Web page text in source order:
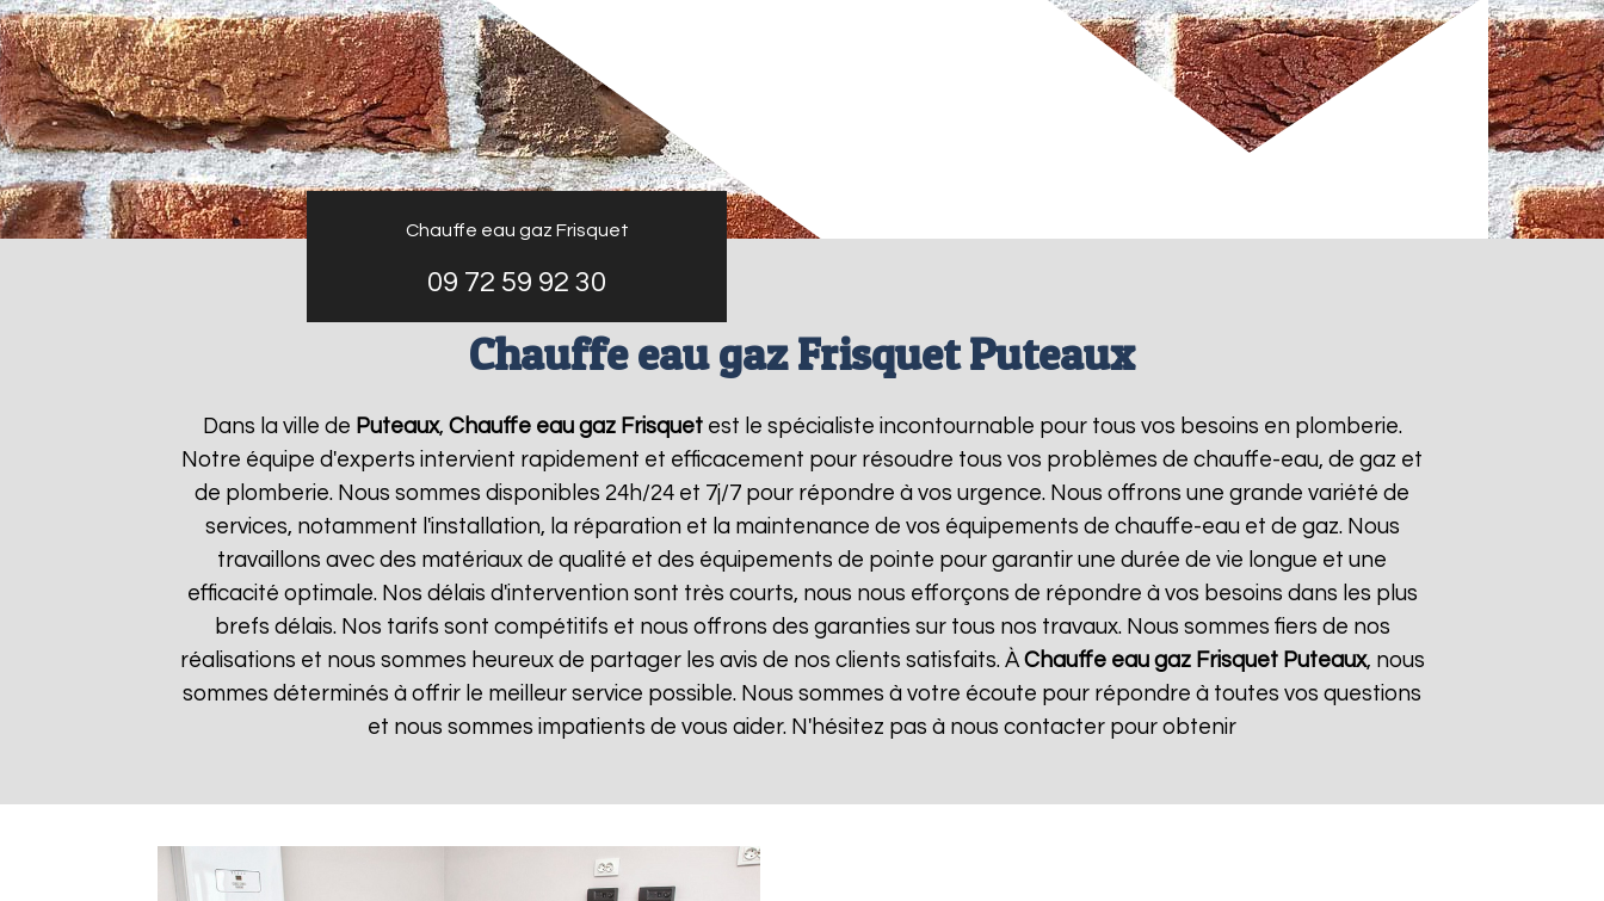
Chauffe eau gaz Frisquet
09 72 59 92 30
Chauffe eau gaz Frisquet Puteaux
Dans la ville de Puteaux, Chauffe eau gaz Frisquetest le spécialiste incontournable pour tous vos besoins en plomberie.
Notre équipe d'experts intervient rapidement et efficacement pour résoudre tous vos problèmes de chauffe-eau, de gaz et
de plomberie. Nous sommes disponibles 24h/24 et 7j/7 pour répondre à vos urgence. Nous offrons une grande variété de
services, notamment l'installation, la réparation et la maintenance de vos équipements de chauffe-eau et de gaz. Nous
travaillons avec des matériaux de qualité et des équipements de pointe pour garantir une durée de vie longue et une
efficacité optimale. Nos délais d'intervention sont très courts, nous nous efforçons de répondre à vos besoins dans les plus
brefs délais. Nos tarifs sont compétitifs et nous offrons des garanties sur tous nos travaux. Nous sommes fiers de nos
réalisations et nous sommes heureux de partager les avis de nos clients satisfaits. ÀChauffe eau gaz Frisquet Puteaux, nous
sommes déterminés à offrir le meilleur service possible. Nous sommes à votre écoute pour répondre à toutes vos questions
et nous sommes impatients de vous aider. N'hésitez pas à nous contacter pour obtenir